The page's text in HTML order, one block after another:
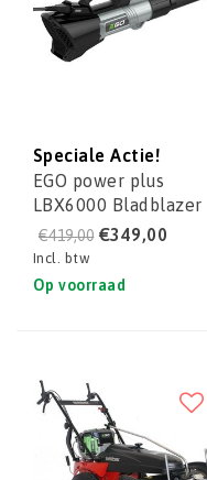
Speciale Actie!
EGO power plus
LBX6000 Bladblazer
Professioneel
€419,00 €349,00
Incl. btw
Op voorraad